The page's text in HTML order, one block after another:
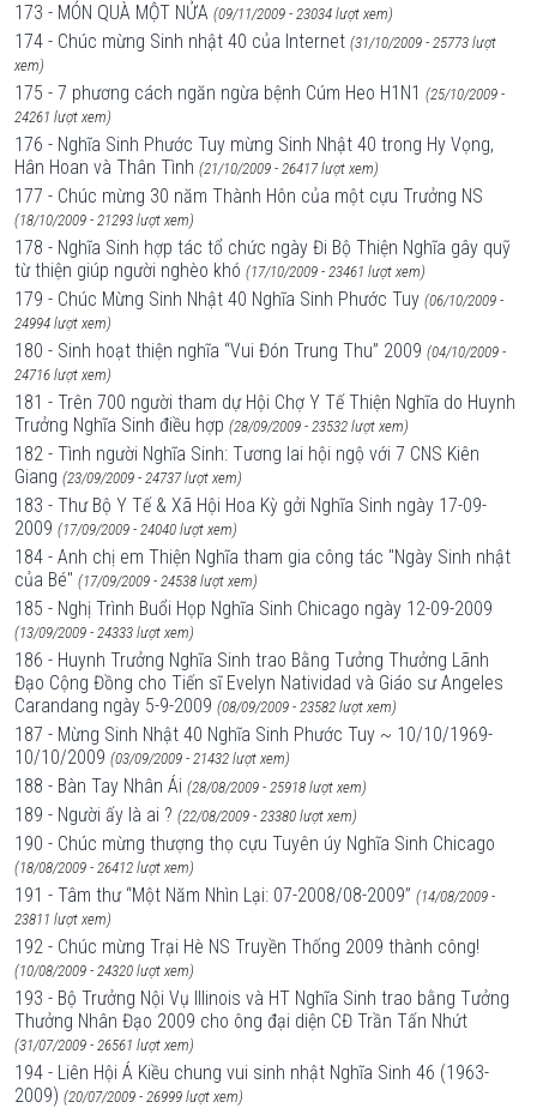
173 - MÓN QUÀ MỘT NỬA (09/11/2009 - 23034 lượt xem)
174 - Chúc mừng Sinh nhật 40 của Internet (31/10/2009 - 25773 lượt
xem)
175 - 7 phương cách ngăn ngừa bệnh Cúm Heo H1N1 (25/10/2009 -
24261 lượt xem)
176 - Nghĩa Sinh Phước Tuy mừng Sinh Nhật 40 trong Hy Vọng,
Hân Hoan và Thân Tình (21/10/2009 - 26417 lượt xem)
177 - Chúc mừng 30 năm Thành Hôn của một cựu Trưởng NS
(18/10/2009 - 21293 lượt xem)
178 - Nghĩa Sinh hợp tác tổ chức ngày Đi Bộ Thiện Nghĩa gây quỹ
từ thiện giúp người nghèo khó (17/10/2009 - 23461 lượt xem)
179 - Chúc Mừng Sinh Nhật 40 Nghĩa Sinh Phước Tuy (06/10/2009 -
24994 lượt xem)
180 - Sinh hoạt thiện nghĩa “Vui Đón Trung Thu” 2009 (04/10/2009 -
24716 lượt xem)
181 - Trên 700 người tham dự Hội Chợ Y Tế Thiện Nghĩa do Huynh
Trưởng Nghĩa Sinh điều hợp (28/09/2009 - 23532 lượt xem)
182 - Tình người Nghĩa Sinh: Tương lai hội ngộ với 7 CNS Kiên
Giang (23/09/2009 - 24737 lượt xem)
183 - Thư Bộ Y Tế & Xã Hội Hoa Kỳ gởi Nghĩa Sinh ngày 17-09-
2009 (17/09/2009 - 24040 lượt xem)
184 - Anh chị em Thiện Nghĩa tham gia công tác "Ngày Sinh nhật
của Bé" (17/09/2009 - 24538 lượt xem)
185 - Nghị Trình Buổi Họp Nghĩa Sinh Chicago ngày 12-09-2009
(13/09/2009 - 24333 lượt xem)
186 - Huynh Trưởng Nghĩa Sinh trao Bằng Tưởng Thưởng Lãnh
Đạo Cộng Đồng cho Tiến sĩ Evelyn Natividad và Giáo sư Angeles
Carandang ngày 5-9-2009 (08/09/2009 - 23582 lượt xem)
187 - Mừng Sinh Nhật 40 Nghĩa Sinh Phước Tuy ~ 10/10/1969-
10/10/2009 (03/09/2009 - 21432 lượt xem)
188 - Bàn Tay Nhân Ái (28/08/2009 - 25918 lượt xem)
189 - Người ấy là ai ? (22/08/2009 - 23380 lượt xem)
190 - Chúc mừng thượng thọ cựu Tuyên úy Nghĩa Sinh Chicago
(18/08/2009 - 26412 lượt xem)
191 - Tâm thư “Một Năm Nhìn Lại: 07-2008/08-2009” (14/08/2009 -
23811 lượt xem)
192 - Chúc mừng Trại Hè NS Truyền Thống 2009 thành công!
(10/08/2009 - 24320 lượt xem)
193 - Bộ Trưởng Nội Vụ Illinois và HT Nghĩa Sinh trao bằng Tưởng
Thưởng Nhân Đạo 2009 cho ông đại diện CĐ Trần Tấn Nhứt
(31/07/2009 - 26561 lượt xem)
194 - Liên Hội Á Kiều chung vui sinh nhật Nghĩa Sinh 46 (1963-
2009) (20/07/2009 - 26999 lượt xem)